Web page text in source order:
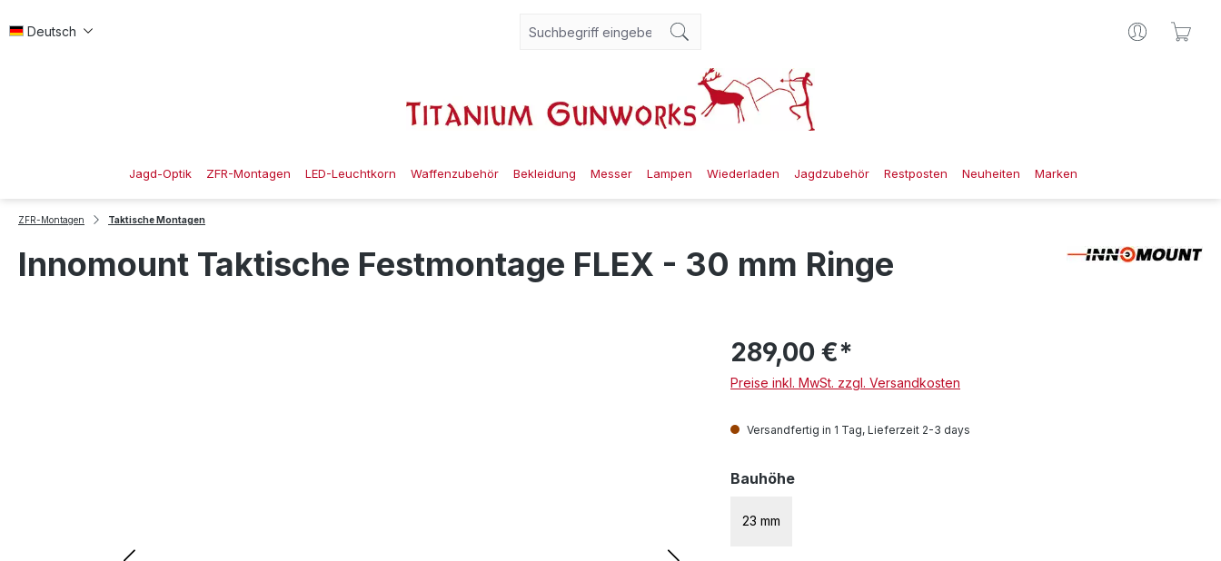
Deutsch
Jagd-Optik ZFR-Montagen LED-Leuchtkorn Waffenzubehör Bekleidung Messer Lampen Wiederladen Jagdzubehör Restposten Neuheiten Marken
ZFR-Montagen Taktische Montagen
Innomount Taktische Festmontage FLEX - 30 mm Ringe
289,00 €*
Preise inkl. MwSt. zzgl. Versandkosten
Versandfertig in 1 Tag, Lieferzeit 2-3 days
Bauhöheauswählen
23 mm